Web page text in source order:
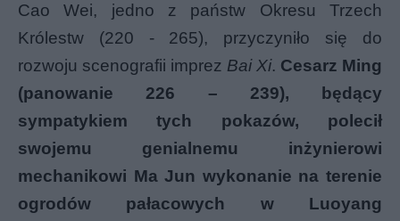
Cao Wei, jedno z państw Okresu Trzech
Królestw (220 - 265), przyczyniło się do
rozwoju scenografii imprez Bai Xi. Cesarz Ming
(panowanie 226 – 239), będący
sympatykiem tych pokazów, polecił
swojemu genialnemu inżynierowi
mechanikowi Ma Jun wykonanie na terenie
ogrodów pałacowych w Luoyang